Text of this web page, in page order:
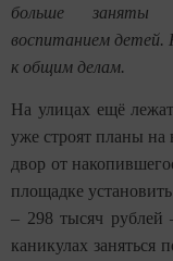
больше заняты
воспитанием
к общим делам.
На улицах ещё
уже строят планы на
двор от
площадке
– 298 тысяч рублей
каникулах заняться